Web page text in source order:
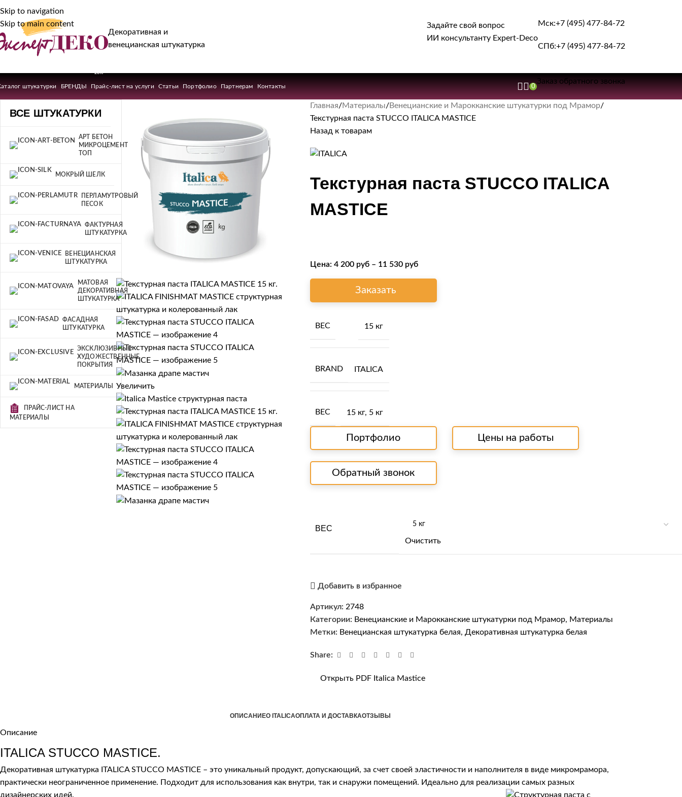
Skip to navigation
Skip to main content
Декоративная и
венецианская штукатурка
Задайте свой вопрос
ИИ консультанту Expert-Deco
Мск:+7 (495) 477-84-72
СПб:+7 (495) 477-84-72
штукатурки БРЕНДЫ Прайс-лист на услуги
-20%
Статьи Портфолио Партнерам Контакты 0
Заказ обратного звонка
ВСЕ ШТУКАТУРКИ
АРТ БЕТОН
МИКРОЦЕМЕНТ
ТОП
МОКРЫЙ ШЕЛК
ПЕРЛАМУТРОВЫЙ
ПЕСОК
ФАКТУРНАЯ
ШТУКАТУРКА
ВЕНЕЦИАНСКАЯ
ШТУКАТУРКА
МАТОВАЯ
ДЕКОРАТИВНАЯ
ШТУКАТУРКА
ФАСАДНАЯ
ШТУКАТУРКА
ЭКСКЛЮЗИВНЫЕ
ХУДОЖЕСТВЕННЫЕ
ПОКРЫТИЯ
МАТЕРИАЛЫ
ПРАЙС-ЛИСТ НА
МАТЕРИАЛЫ
Увеличить
Главная Материалы Венецианские и Марокканские штукатурки под Мрамор
Текстурная паста STUCCO ITALICA MASTICE
Назад к товарам
Текстурная паста STUCCO ITALICA
MASTICE
Цена: 4 200 руб – 11 530 руб
Заказать
ВЕС 15 кг
BRAND ITALICA
ВЕС 15 кг, 5 кг
Портфолио Цены на работы
Обратный звонок
ВЕС
Очистить
Добавить в избранное
Артикул: 2748
Категории: Венецианские и Марокканские штукатурки под Мрамор, Материалы
Метки: Венецианская штукатурка белая, Декоративная штукатурка белая
Share:
Открыть PDF Italica Mastice
ОПИСАНИЕО ITALICAОПЛАТА И ДОСТАВКАОТЗЫВЫ
Описание
ITALICA STUCCO MASTICE.
Декоративная штукатурка ITALICA STUCCO MASTICE – это уникальный продукт, допускающий, за счет своей эластичности и наполнителя в виде микромрамора,
практически неограниченное применение. Подходит для использования как внутри, так и снаружи помещений. Идеально для реализации самых разных
дизайнерских идей.